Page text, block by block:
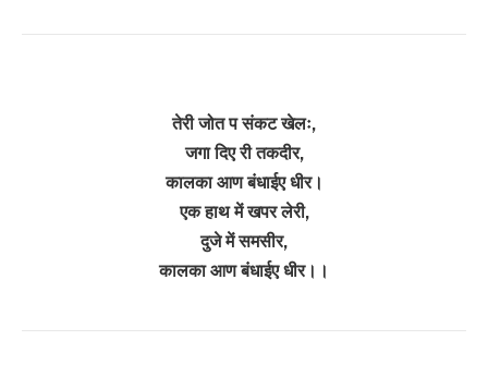
तेरी जोत प संकट खेलः,
जगा दिए री तकदीर,
कालका आण बंधाईए धीर।
एक हाथ में खपर लेरी,
दुजे में समसीर,
कालका आण बंधाईए धीर।।